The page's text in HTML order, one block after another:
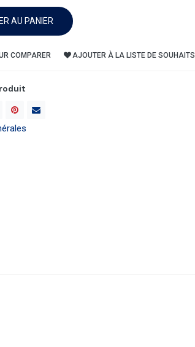
AU PANIER
COMPARER AJOUTER À LA LISTE DE SOUHAITS